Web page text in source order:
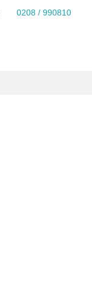
0208 / 990810